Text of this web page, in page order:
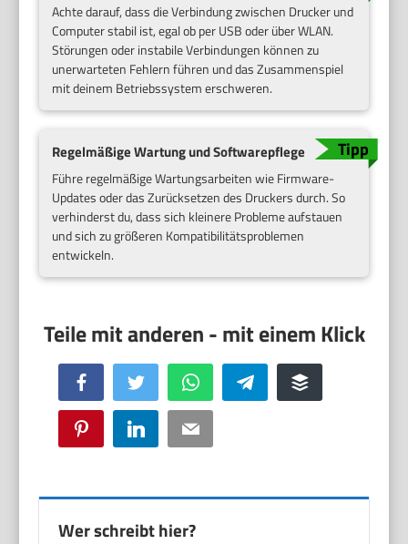
Achte darauf, dass die Verbindung zwischen Drucker und
Computer stabil ist, egal ob per USB oder über WLAN.
Störungen oder instabile Verbindungen können zu
unerwarteten Fehlern führen und das Zusammenspiel
mit deinem Betriebssystem erschweren.
Regelmäßige Wartung und Softwarepflege
Führe regelmäßige Wartungsarbeiten wie Firmware-
Updates oder das Zurücksetzen des Druckers durch. So
verhinderst du, dass sich kleinere Probleme aufstauen
und sich zu größeren Kompatibilitätsproblemen
entwickeln.
Facebook Twitter WhatsApp Telegram Buffer
Pinterest LinkedIn Email
Wer schreibt hier?